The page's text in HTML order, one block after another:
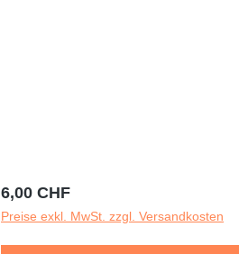
Regulärer Preis:
6,00 CHF
Preise exkl. MwSt. zzgl. Versandkosten